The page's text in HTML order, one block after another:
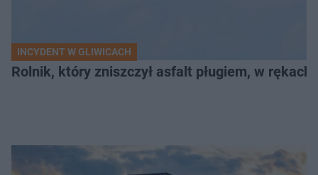
INCYDENT W GLIWICACH
Rolnik, który zniszczył asfalt pługiem, w